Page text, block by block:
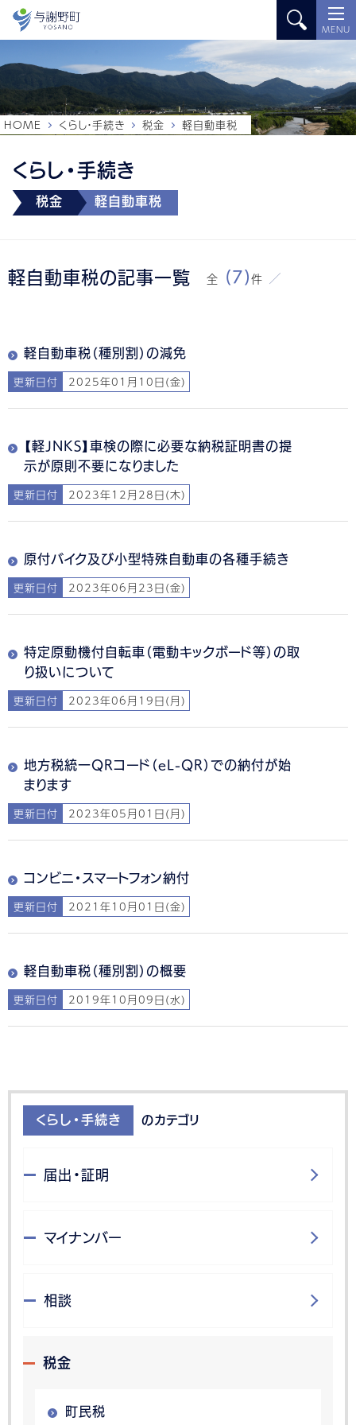
MENU
くらし・手続き
税金 軽自動車税
HOME くらし・手続き 税金 軽自動車税
軽自動車税の記事一覧 全 (7)件
軽自動車税（種別割）の減免
更新日付 2025年01月10日(金)
【軽JNKS】車検の際に必要な納税証明書の提
示が原則不要になりました
更新日付 2023年12月28日(木)
原付バイク及び小型特殊自動車の各種手続き
更新日付 2023年06月23日(金)
特定原動機付自転車（電動キックボード等）の取
り扱いについて
更新日付 2023年06月19日(月)
地方税統一QRコード（eL-QR）での納付が始
まります
更新日付 2023年05月01日(月)
コンビニ・スマートフォン納付
更新日付 2021年10月01日(金)
軽自動車税（種別割）の概要
更新日付 2019年10月09日(水)
くらし・手続き のカテゴリ
届出・証明
マイナンバー
相談
税金
町民税